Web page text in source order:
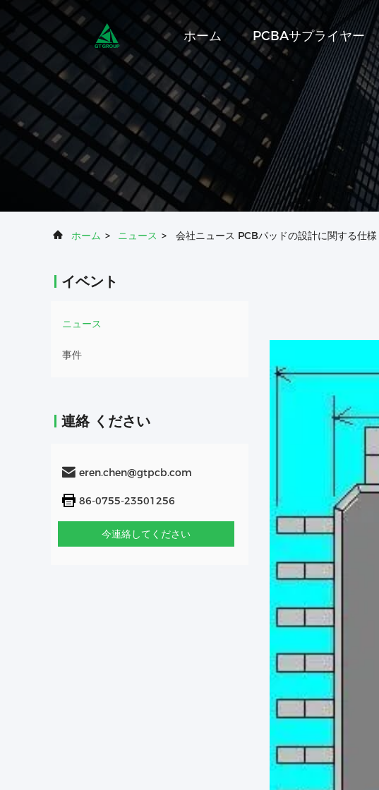
ホーム PCBAサプライヤー
ホーム > ニュース > 会社ニュース PCBパッドの設計に関する仕
イベント
ニュース
事件
連絡 ください
eren.chen@gtpcb.com
86-0755-23501256
今連絡してください